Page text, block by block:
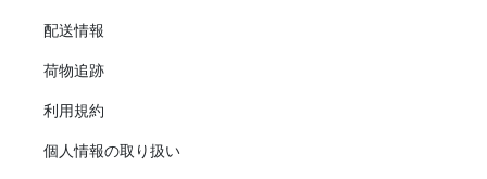
配送情報
荷物追跡
利用規約
個人情報の取り扱い